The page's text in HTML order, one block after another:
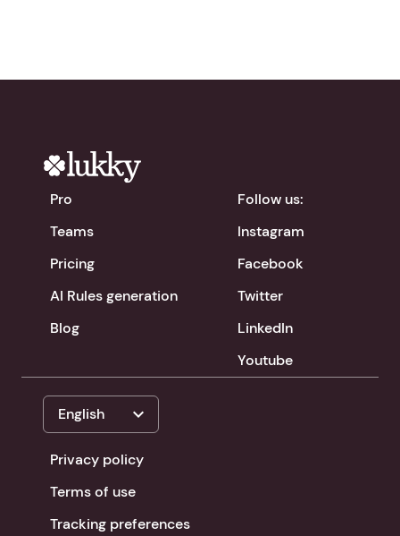
Pro
Teams
Pricing
AI Rules generation
Blog
Follow us:
Instagram
Facebook
Twitter
LinkedIn
Youtube
English expand_more
Privacy policy
Terms of use
Tracking preferences